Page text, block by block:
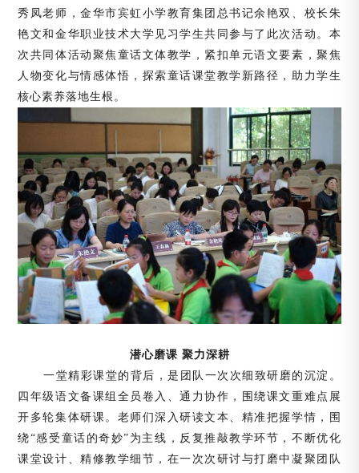
秀凤老师，金华市宾虹小学教育集团总书记余艳双、校长朱
艳文和金华职业技术大学见习学生共同参与了此次活动。本
次共同体活动聚焦童话文体教学，紧扣单元语文要素，聚焦
人物变化与情感体悟，探索童话课堂教学新路径，助力学生
核心素养落地生根。
潜心磨课 聚力深耕
一堂精彩课堂的背后，是团队一次次细致研磨的沉淀。
四年级语文备课组全员卷入、通力协作，围绕课文重难点展
开多轮集体研课。老师们深入研读文本、精准把握学情，围
绕“感受童话的奇妙”为主线，反复推敲教学环节，不断优化
课堂设计、精修教学细节，在一次次研讨与打磨中凝聚团队